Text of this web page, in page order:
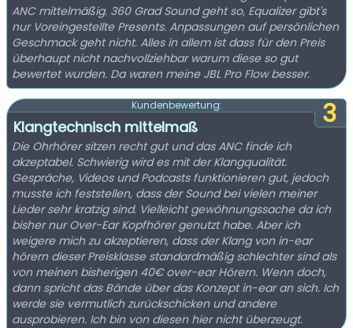
ANC mittelmäßig. 360 Grad Sound geht so, Equalizer gibt's
nur Voreingestellte Presents. Anpassungen auf persönlichen
Geschmack geht nicht. Alles in allem ist dass für den Preis
überhaupt nicht nachvollziehbar warum diese so gut
bewertet wurden. Da waren meine JBL Pro Flow besser.
3
Kundenbewertung:
Klangtechnisch mittelmaß
Die Ohrhörer sitzen recht gut und das ANC finde ich
akzeptabel. Schwierig wird es mit der Klangqualität.
Gespräche, Videos und Podcasts funktionieren gut, jedoch
musste ich feststellen, dass der Sound bei vielen meiner
Lieder sehr kratzig sind. Vielleicht gewöhnungssache da ich
bisher nur Over-Ear Kopfhörer genutzt habe. Aber ich
weigere mich zu akzeptieren, dass der Klang von in-ear
hörern dieser Preisklasse standardmäßig schlechter sind als
von meinen bisherigen 40€ over-ear Hörern. Wenn doch,
dann spricht das Bände über das Konzept in-ear an sich. Ich
werde sie vermutlich zurückschicken und andere
ausprobieren. Ich bin von diesen hier nicht überzeugt.